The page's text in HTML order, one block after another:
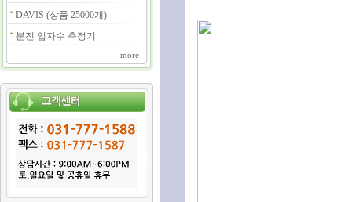
DAVIS (상품 25000개)
분진 입자수 측정기
more